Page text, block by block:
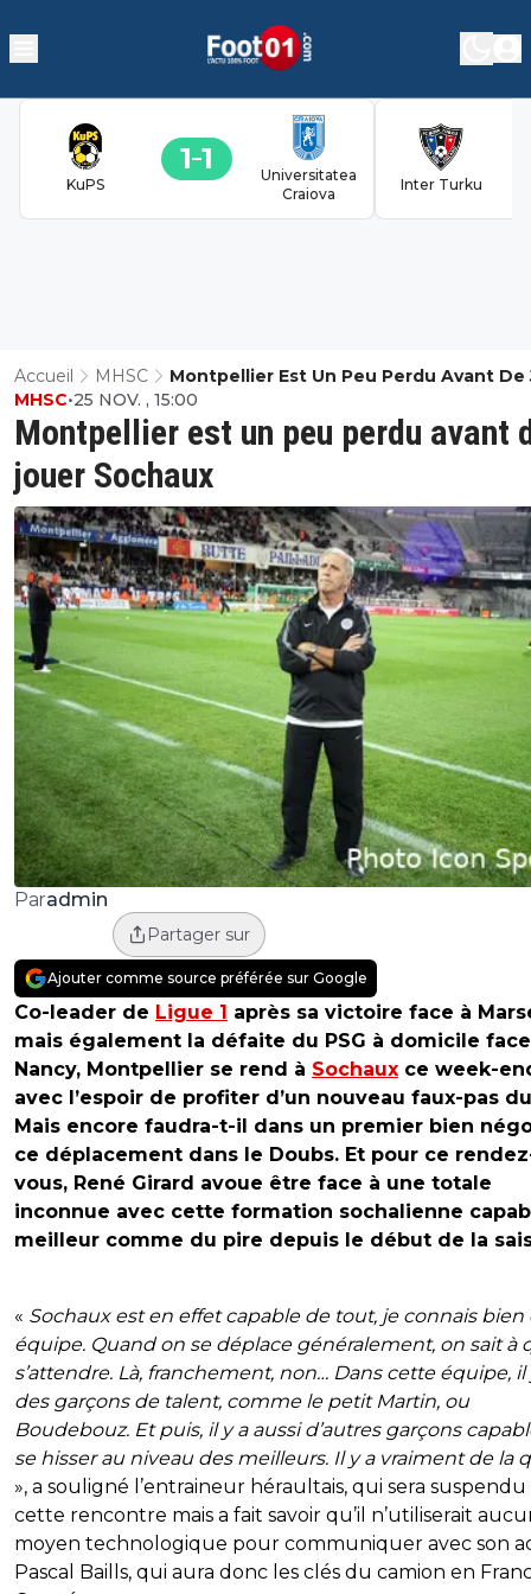
KuPS
1 1
Universitatea
Craiova
Inter Turku
Accueil MHSC
Montpellier Est Un Peu Perdu Avant De
Sochaux
Montpellier est un peu perdu avant
jouer Sochaux
MHSC•25 NOV. , 15:00
Paradmin
Partager sur
Ajouter comme source préférée sur Google
Co-leader de Ligue 1 après sa victoire face à
mais également la défaite du PSG à domicile
Nancy, Montpellier se rend à Sochaux ce week-
avec l’espoir de profiter d’un nouveau faux-pas du
Mais encore faudra-t-il dans un premier bien
ce déplacement dans le Doubs. Et pour ce
vous, René Girard avoue être face à une totale
inconnue avec cette formation sochalienne
meilleur comme du pire depuis le début de la
« Sochaux est en effet capable de tout, je connais bien
équipe. Quand on se déplace généralement, on sait à
s’attendre. Là, franchement, non… Dans cette équipe, il
des garçons de talent, comme le petit Martin, ou
Boudebouz. Et puis, il y a aussi d’autres garçons
se hisser au niveau des meilleurs. Il y a vraiment de la
», a souligné l’entraineur héraultais, qui sera
cette rencontre mais a fait savoir qu’il n’utiliserait
moyen technologique pour communiquer avec son
Pascal Baills, qui aura donc les clés du camion en